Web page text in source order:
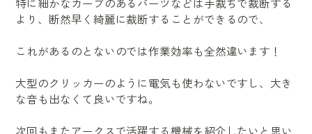
より、断然早く綺麗に裁断することができるので、
これがあるのとないのでは作業効率も全然違います！
大型のクリッカーのように電気も使わないですし、大き
な音も出なくて良いですね。
次回もまたアークスで活躍する機械を紹介したいと思い